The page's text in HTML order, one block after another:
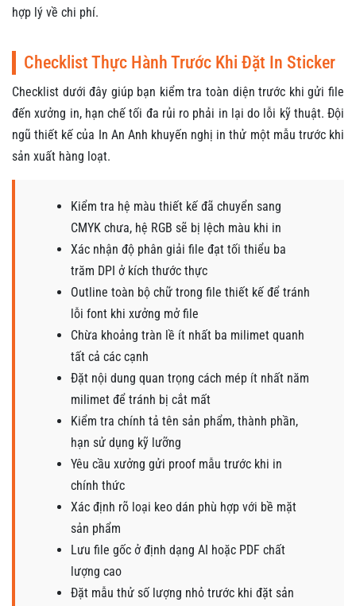
hợp lý về chi phí.
Checklist Thực Hành Trước Khi Đặt In Sticker
Checklist dưới đây giúp bạn kiểm tra toàn diện trước khi gửi file
đến xưởng in, hạn chế tối đa rủi ro phải in lại do lỗi kỹ thuật. Đội
ngũ thiết kế của In An Anh khuyến nghị in thử một mẫu trước khi
sản xuất hàng loạt.
Kiểm tra hệ màu thiết kế đã chuyển sang
CMYK chưa, hệ RGB sẽ bị lệch màu khi in
Xác nhận độ phân giải file đạt tối thiểu ba
trăm DPI ở kích thước thực
Outline toàn bộ chữ trong file thiết kế để tránh
lỗi font khi xưởng mở file
Chừa khoảng tràn lề ít nhất ba milimet quanh
tất cả các cạnh
Đặt nội dung quan trọng cách mép ít nhất năm
milimet để tránh bị cắt mất
Kiểm tra chính tả tên sản phẩm, thành phần,
hạn sử dụng kỹ lưỡng
Yêu cầu xưởng gửi proof mẫu trước khi in
chính thức
Xác định rõ loại keo dán phù hợp với bề mặt
sản phẩm
Lưu file gốc ở định dạng AI hoặc PDF chất
lượng cao
Đặt mẫu thử số lượng nhỏ trước khi đặt sản